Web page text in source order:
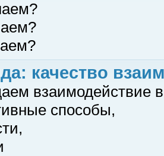
качество
взаимодействие
способы,